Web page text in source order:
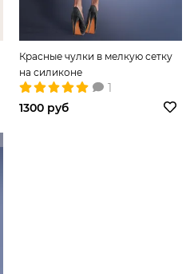
Красные чулки в мелкую сетку
на силиконе
1
1300 руб